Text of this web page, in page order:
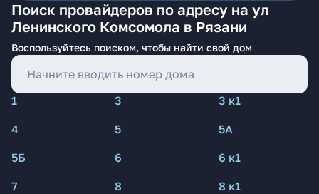
Поиск провайдеров по адресу на ул
Ленинского Комсомола в Рязани
Воспользуйтесь поиском, чтобы найти свой дом
1 3
3 к1
4
5
5А
5Б
6
6 к1
7
8
8 к1